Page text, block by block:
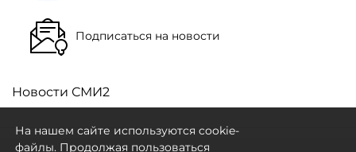
Подписаться на новости
Новости СМИ2
На нашем сайте используются cookie-
файлы. Продолжая пользоваться